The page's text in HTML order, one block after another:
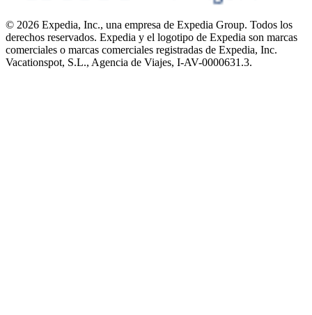
© 2026 Expedia, Inc., una empresa de Expedia Group. Todos los
derechos reservados. Expedia y el logotipo de Expedia son marcas
comerciales o marcas comerciales registradas de Expedia, Inc.
Vacationspot, S.L., Agencia de Viajes, I-AV-0000631.3.